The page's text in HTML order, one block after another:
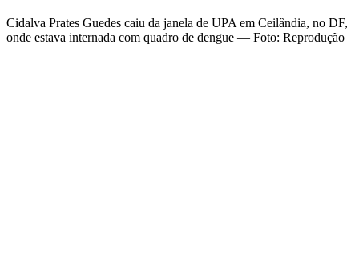
Cidalva Prates Guedes caiu da janela de UPA em Ceilândia, no DF,
onde estava internada com quadro de dengue — Foto: Reprodução